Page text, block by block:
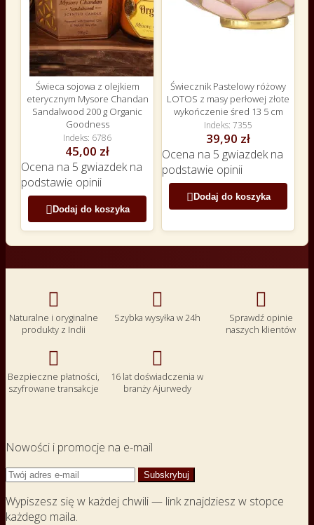
Świeca sojowa z olejkiem
eterycznym Mysore Chandan
Sandalwood 200 g Organic
Goodness
Indeks 6786
45,00 zł
Ocena na 5 gwiazdek na
podstawie opinii
Dodaj do koszyka
Świecznik Pastelowy różowy
LOTOS z masy perłowej złote
wykończenie śred 13 5 cm
Indeks 7355
39,90 zł
Ocena na 5 gwiazdek na
podstawie opinii
Dodaj do koszyka

Naturalne i oryginalne
produkty z Indii

Szybka wysyłka w 24h

Sprawdź opinie
naszych klientów

Bezpieczne płatności,
szyfrowane transakcje

16 lat doświadczenia w
branży Ajurwedy
Nowości i promocje na e-mail
Wypiszesz się w każdej chwili — link znajdziesz w stopce
każdego maila.